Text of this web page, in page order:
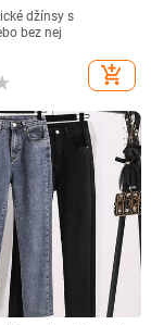
džínsy s
bez nej
add_shopping_cart